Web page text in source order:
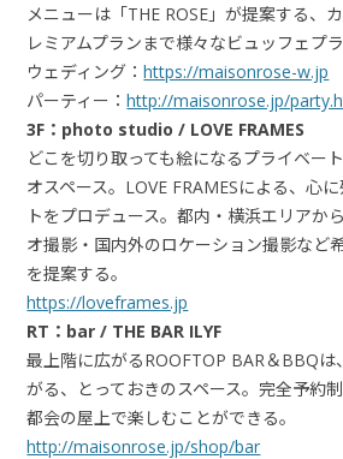
メニューは「THE ROSE」が提案する、
レミアムプランまで様々なビュッフェプ
ウェディング：https://maisonrose-w.jp
パーティー：http://maisonrose.jp/
3F：photo studio / LOVE FRAMES
どこを切り取っても絵になるプライベー
オスペース。LOVE FRAMESによる、心
トをプロデュース。都内・横浜エリアか
オ撮影・国内外のロケーション撮影など
を提案する。
https://loveframes.jp
RT：bar / THE BAR ILYF
最上階に広がるROOFTOP BAR＆BBQ
がる、とっておきのスペース。完全予約
都会の屋上で楽しむことができる。
http://maisonrose.jp/shop/bar